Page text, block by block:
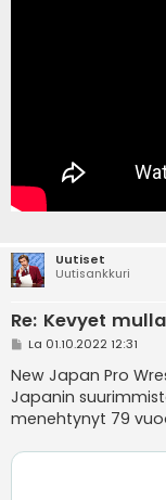
Uutiset
Uutisankkuri
Re: Kevyet
V
e
s
t
i
La 01.10.2022 12:31
New Japan Pro
Japanin
menehtynyt 79